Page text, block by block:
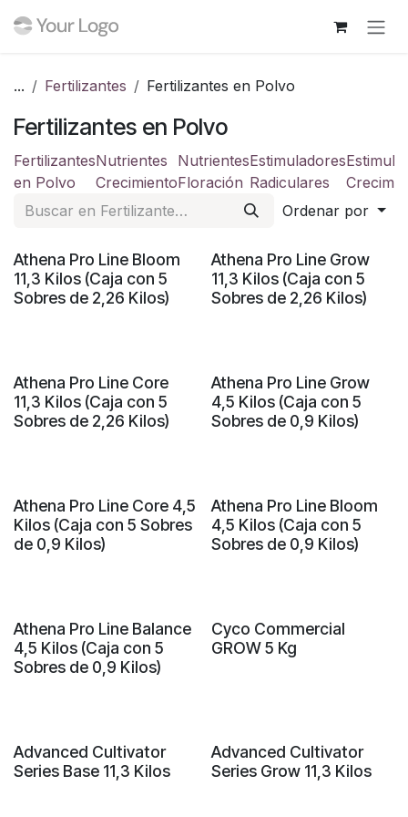
... Fertilizantes Fertilizantes en Polvo
Fertilizantes en Polvo
Fertilizantes
en Polvo
Nutrientes
Crecimiento
Nutrientes
Floración
Estimuladores
Radiculares
Ordenar por
Athena Pro Line Bloom
11,3 Kilos (Caja con 5
Sobres de 2,26 Kilos)
Athena Pro Line Grow
11,3 Kilos (Caja con 5
Sobres de 2,26 Kilos)
Athena Pro Line Core
11,3 Kilos (Caja con 5
Sobres de 2,26 Kilos)
Athena Pro Line Grow
4,5 Kilos (Caja con 5
Sobres de 0,9 Kilos)
Athena Pro Line Core 4,5
Kilos (Caja con 5 Sobres
de 0,9 Kilos)
Athena Pro Line Bloom
4,5 Kilos (Caja con 5
Sobres de 0,9 Kilos)
Athena Pro Line Balance
4,5 Kilos (Caja con 5
Sobres de 0,9 Kilos)
¡Liquidación!
Cyco Commercial
GROW 5 Kg
Sin existencias
Advanced Cultivator
Series Base 11,3 Kilos
Sin existencias
Advanced Cultivator
Series Grow 11,3 Kilos